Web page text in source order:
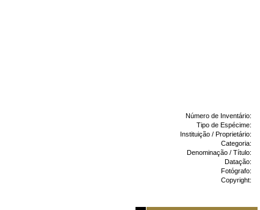
Número de Inventário:
Tipo de Espécime:
Instituição / Proprietário:
Categoria:
Denominação / Título:
Datação:
Fotógrafo:
Copyright: